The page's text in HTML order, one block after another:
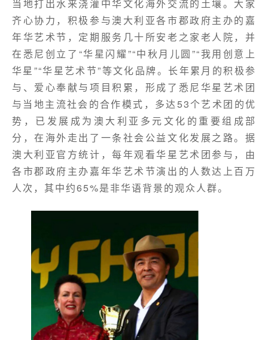
当地打出水来浇灌中华文化海外交流的土壤。大家
齐心协力，积极参与澳大利亚各市郡政府主办的嘉
年华艺术节，定期服务几十所安老之家老人院，并
在悉尼创立了“华星闪耀”“中秋月儿圆”“我用创意上
华星”“华星艺术节”等文化品牌。长年累月的积极参
与、爱心奉献与项目积累，形成了悉尼华星艺术团
与当地主流社会的合作模式，多达53个艺术团的优
势，已发展成为澳大利亚多元文化的重要组成部
分，在海外走出了一条社会公益文化发展之路。据
澳大利亚官方统计，每年观看华星艺术团参与，由
各市郡政府主办嘉年华艺术节演出的人数达上百万
人次，其中约65%是非华语背景的观众人群。